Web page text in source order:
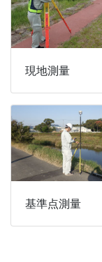
現地測量
基準点測量